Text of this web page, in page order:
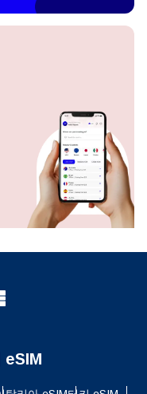
eSIM